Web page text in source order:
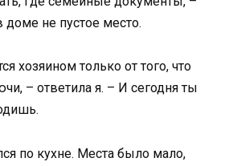
не пустое место.
хозяином только от того, что
– ответила я. – И сегодня ты
по кухне. Места было мало,